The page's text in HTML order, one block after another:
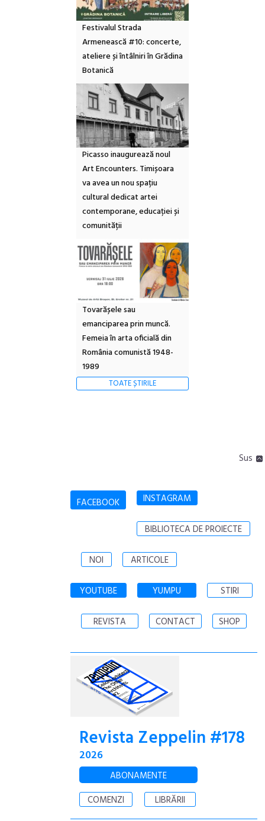
Festivalul Strada
Armenească #10: concerte,
ateliere și întâlniri în Grădina
Botanică
Picasso inaugurează noul
Art Encounters. Timișoara
va avea un nou spațiu
cultural dedicat artei
contemporane, educației și
comunității
Tovarășele sau
emanciparea prin muncă.
Femeia în arta oficială din
România comunistă 1948-
1989
TOATE ȘTIRILE
Sus
FACEBOOK INSTAGRAM
BIBLIOTECA DE PROIECTE
NOI ARTICOLE
YOUTUBE YUMPU STIRI
REVISTA CONTACT SHOP
Revista Zeppelin #178
2026
ABONAMENTE
COMENZI
LIBRĂRII